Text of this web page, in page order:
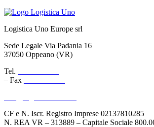
Logistica Uno Europe srl
Sede Legale Via Padania 16
37050 Oppeano (VR)
Tel.
– Fax
CF e N. Iscr. Registro Imprese 02137810285
N. REA VR – 313889 – Capitale Sociale